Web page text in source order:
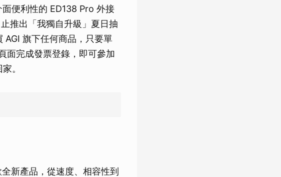
便利性的 ED138 Pro 外接
推出「我獨自升級」夏日抽
AGI 旗下任何商品，只要單
面完成發票登錄，即可參加
。
新產品，從速度、相容性到